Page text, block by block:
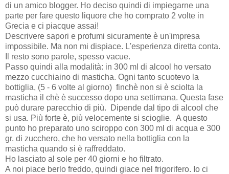
di un amico blogger. Ho deciso quindi di impiegarne una
parte per fare questo liquore che ho comprato 2 volte in
Grecia e ci piacque assai!
Descrivere sapori e profumi sicuramente è un'impresa
impossibile. Ma non mi dispiace. L'esperienza diretta conta.
Il resto sono parole, spesso vacue.
Passo quindi alla modalità: in 300 ml di alcool ho versato
mezzo cucchiaino di masticha. Ogni tanto scuotevo la
bottiglia, (5 - 6 volte al giorno) finchè non si è sciolta la
masticha il chè è successo dopo una settimana. Questa fase
può durare parecchio di più. Dipende dal tipo di alcool che
si usa. Più forte è, più velocemente si scioglie. A questo
punto ho preparato uno sciroppo con 300 ml di acqua e 300
gr. di zucchero, che ho versato nella bottiglia con la
masticha quando si è raffreddato.
Ho lasciato al sole per 40 giorni e ho filtrato.
A noi piace berlo freddo, quindi giace nel frigorifero. Io ci